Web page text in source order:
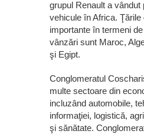
grupul Renault a vândut
vehicule în Africa. Ţările
importante în termeni
vânzări sunt Maroc,
şi Egipt.
Conglomeratul
multe sectoare din
incluzând automobile,
informaţiei, logistică,
şi sănătate.